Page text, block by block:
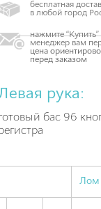
бесплатная
в любой город
нажмите
менеджер вам
цена
перед заказом
рука:
бас 96
Лом